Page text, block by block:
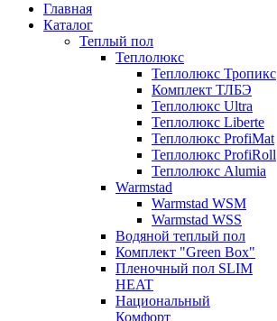
Главная
Каталог
Теплый пол
Теплолюкс
Теплолюкс Тропикс
Комплект ТЛБЭ
Теплолюкс Ultra
Теплолюкс Liberte
Теплолюкс ProfiMat
Теплолюкс ProfiRoll
Теплолюкс Alumia
Warmstad
Warmstad WSM
Warmstad WSS
Водяной теплый пол
Комплект "Green Box"
Пленочный пол SLIM
HEAT
Национальный
Комфорт